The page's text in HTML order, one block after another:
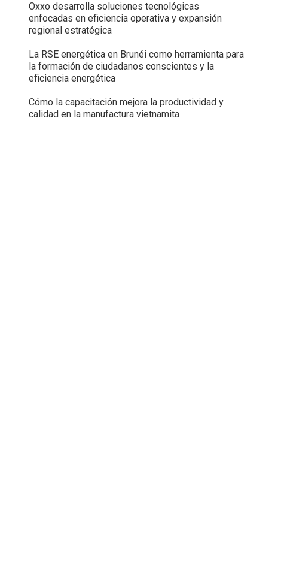
Oxxo desarrolla soluciones tecnológicas
enfocadas en eficiencia operativa y expansión
regional estratégica
La RSE energética en Brunéi como herramienta para
la formación de ciudadanos conscientes y la
eficiencia energética
Cómo la capacitación mejora la productividad y
calidad en la manufactura vietnamita